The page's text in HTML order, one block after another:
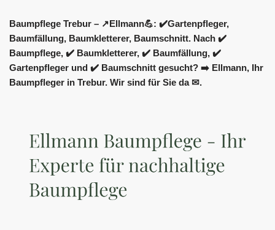
Baumpflege Trebur – ↗️Ellmann💪: ✔️Gartenpfleger,
Baumfällung, Baumkletterer, Baumschnitt. Nach ✔️
Baumpflege, ✔️ Baumkletterer, ✔️ Baumfällung, ✔️
Gartenpfleger und ✔️ Baumschnitt gesucht? ➡️ Ellmann, Ihr
Baumpfleger in Trebur. Wir sind für Sie da ✉.